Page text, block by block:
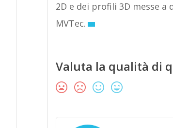
2D e dei profili 3D messe
MVTec.
Valuta la qualità di